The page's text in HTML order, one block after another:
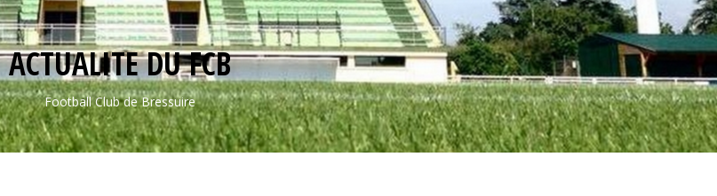
ACTUALITE DU FCB
Football Club de Bressuire